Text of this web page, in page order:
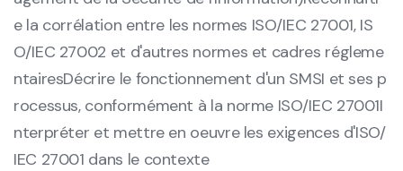
e la corrélation entre les normes ISO/IEC 27001, IS
O/IEC 27002 et d'autres normes et cadres régleme
ntairesDécrire le fonctionnement d'un SMSI et ses p
rocessus, conformément à la norme ISO/IEC 27001I
nterpréter et mettre en oeuvre les exigences d'ISO/
IEC 27001 dans le contexte